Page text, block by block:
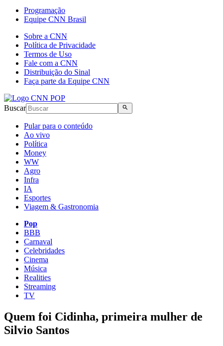
Programação
Equipe CNN Brasil
Sobre a CNN
Política de Privacidade
Termos de Uso
Fale com a CNN
Distribuição do Sinal
Faça parte da Equipe CNN
Buscar
Pular para o conteúdo
Ao vivo
Política
Money
WW
Agro
Infra
IA
Esportes
Viagem & Gastronomia
Pop
BBB
Carnaval
Celebridades
Cinema
Música
Realities
Streaming
TV
Quem foi Cidinha, primeira mulher de
Silvio Santos